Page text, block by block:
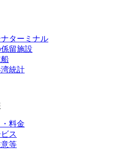
ターミナル
留施設
統計
料金
ス
等